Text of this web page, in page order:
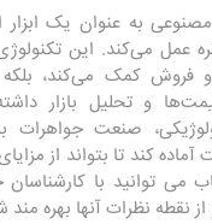
به عنوان یک ابزار
عمل می‌کند. این تکنولوژی
و فروش کمک می‌کند، بلکه
و تحلیل بازار
صنعت جواهرات
کند تا بتواند از
می توانید با کارشناسان
از نقطه نظرات آنها بهره